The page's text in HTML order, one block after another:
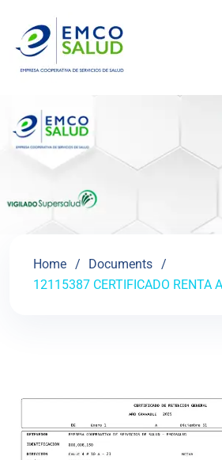
Home
Documents
12115387 CERTIFICADO RENTA